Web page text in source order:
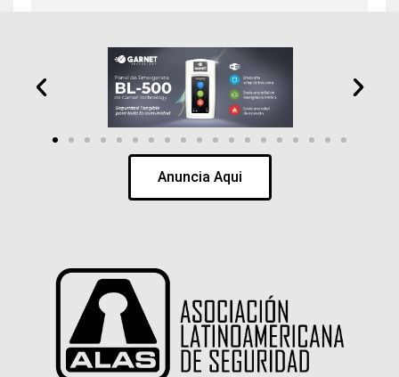
Anuncia Aqui